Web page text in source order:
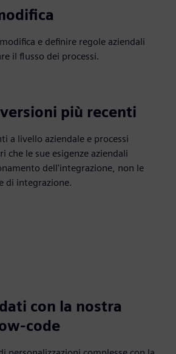
e definire regole aziendali
il flusso dei processi.
più recenti
a livello aziendale e processi
che le sue esigenze aziendali
dell'integrazione, non le
di integrazione.
con la nostra
code